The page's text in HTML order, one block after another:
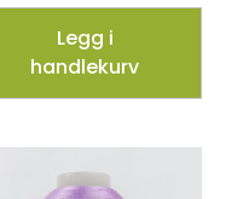
Legg i
handlekurv